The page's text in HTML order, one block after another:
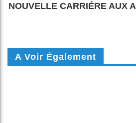
NOUVELLE CARRIÉRE AUX
A Voir Également